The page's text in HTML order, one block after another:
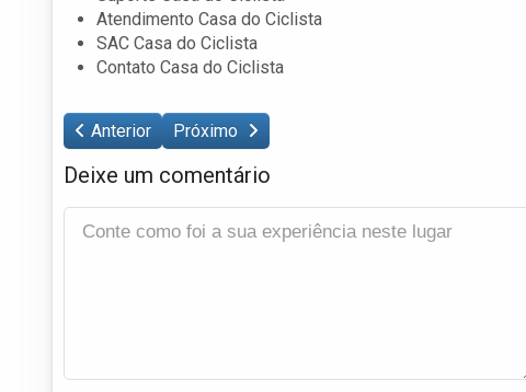
Atendimento Casa do Ciclista
SAC Casa do Ciclista
Contato Casa do Ciclista
Anterior Próximo
Deixe um comentário